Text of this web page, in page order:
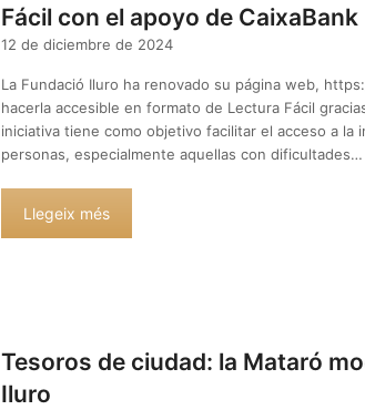
Fácil con el apoyo de CaixaBank
12 de diciembre de 2024
La Fundació Iluro ha renovado su página web,
hacerla accesible en formato de Lectura Fácil
iniciativa tiene como objetivo facilitar el acceso a la
personas, especialmente aquellas con dificultades…
Llegeix més
Tesoros de ciudad: la Mataró
Iluro